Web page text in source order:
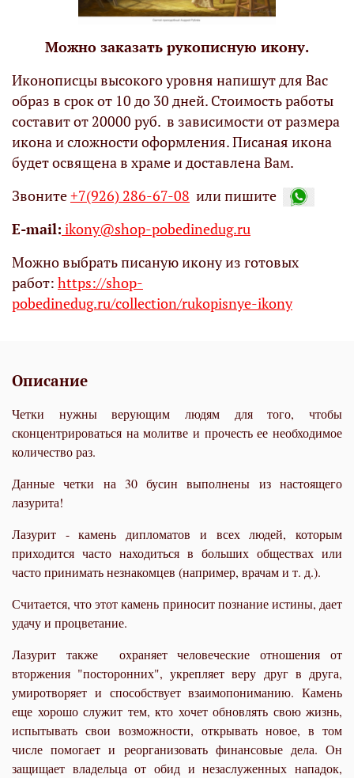
Можно заказать рукописную икону.
Иконописцы высокого уровня напишут для Вас
образ в срок от 10 до 30 дней. Стоимость работы
составит от 20000 руб. в зависимости от размера
икона и сложности оформления. Писаная икона
будет освящена в храме и доставлена Вам.
Звоните+7(926) 286-67-08 или пишите
Е-mail: ikony@shop-pobedinedug.ru
Можно выбрать писаную икону из готовых
работ: https://shop-
pobedinedug.ru/collection/rukopisnye-ikony
Описание
Четки нужны верующим людям для того, чтобы
сконцентрироваться на молитве и прочесть ее необходимое
количество раз.
Данные четки на 30 бусин выполнены из настоящего
лазурита!
Лазурит - камень дипломатов и всех людей, которым
приходится часто находиться в больших обществах или
часто принимать незнакомцев (например, врачам и т. д.).
Считается, что этот камень приносит познание истины, дает
удачу и процветание.
Лазурит также охраняет человеческие отношения от
вторжения "посторонних", укрепляет веру друг в друга,
умиротворяет и способствует взаимопониманию. Камень
еще хорошо служит тем, кто хочет обновлять свою жизнь,
испытывать свои возможности, открывать новое, в том
числе помогает и реорганизовать финансовые дела. Он
защищает владельца от обид и незаслуженных нападок,